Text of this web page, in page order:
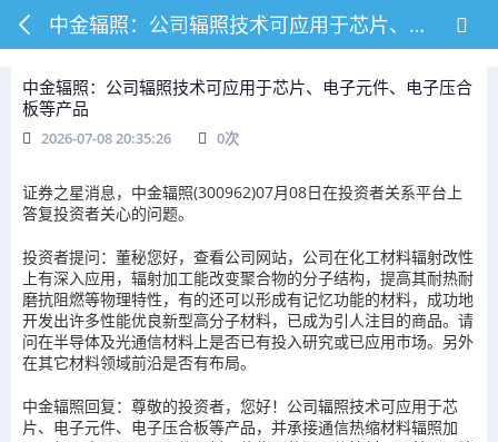
中金辐照：公司辐照技术可应用于芯片、电子元件、电子压合板等产品
中金辐照：公司辐照技术可应用于芯片、电子元件、电子压合
板等产品
2026-07-08 20:35:26 0次
证券之星消息，中金辐照(300962)07月08日在投资者关系平台上
答复投资者关心的问题。
投资者提问：董秘您好，查看公司网站，公司在化工材料辐射改性
上有深入应用，辐射加工能改变聚合物的分子结构，提高其耐热耐
磨抗阻燃等物理特性，有的还可以形成有记忆功能的材料，成功地
开发出许多性能优良新型高分子材料，已成为引人注目的商品。请
问在半导体及光通信材料上是否已有投入研究或已应用市场。另外
在其它材料领域前沿是否有布局。
中金辐照回复：尊敬的投资者，您好！公司辐照技术可应用于芯
片、电子元件、电子压合板等产品，并承接通信热缩材料辐照加